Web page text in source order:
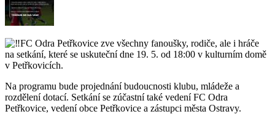
FC Odra Petřkovice zve všechny fanoušky, rodiče, ale i hráče
na setkání, které se uskuteční dne 19. 5. od 18:00 v kulturním domě
v Petřkovicích.
Na programu bude projednání budoucnosti klubu, mládeže a
rozdělení dotací. Setkání se zúčastní také vedení FC Odra
Petřkovice, vedení obce Petřkovice a zástupci města Ostravy.